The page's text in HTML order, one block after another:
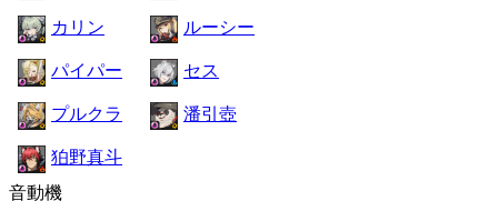
カリン ルーシー
パイパー セス
プルクラ 潘引壺
狛野真斗
音動機